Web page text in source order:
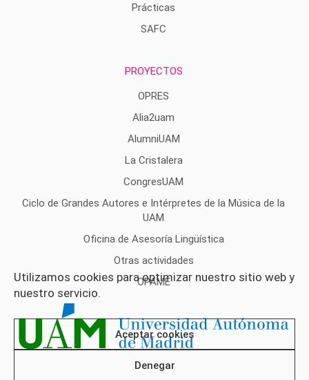
Utilizamos cookies para optimizar nuestro sitio web y
nuestro servicio.
Aceptar cookies
Denegar
Prácticas
SAFC
PROYECTOS
OPRES
Alia2uam
AlumniUAM
La Cristalera
CongresUAM
Ciclo de Grandes Autores e Intérpretes de la Música de la
UAM
Oficina de Asesoría Lingüística
Otras actividades
OPAME